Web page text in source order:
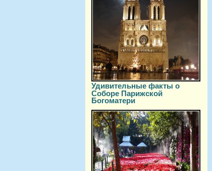
Удивительные факты о
Соборе Парижской
Богоматери